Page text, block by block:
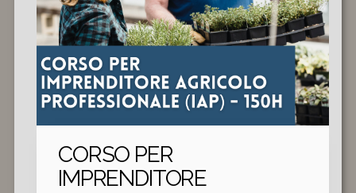
CORSO PER
IMPRENDITORE